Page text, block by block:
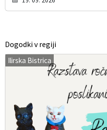
Dogodki v regiji
Ilirska Bistrica